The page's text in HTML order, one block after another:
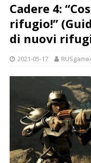
Cadere 4:
rifugio!”
di nuovi
2021-05-17